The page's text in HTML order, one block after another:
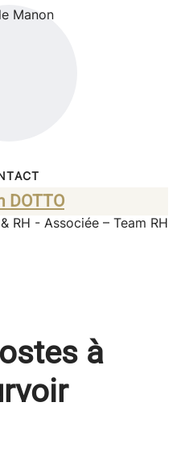
DOTTO
RH - Associée – Team RH
à